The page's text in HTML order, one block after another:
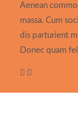
Aenean
massa. Cum
dis parturient
Donec quam